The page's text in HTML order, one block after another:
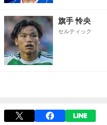
旗手 怜央
セルティック